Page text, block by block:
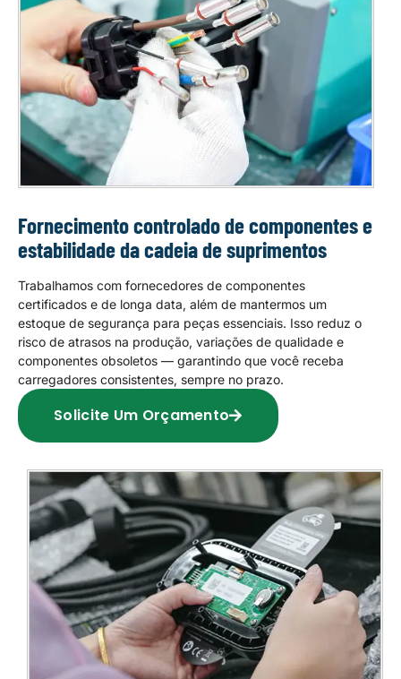
Fornecimento controlado de componentes e
estabilidade da cadeia de suprimentos
Trabalhamos com fornecedores de componentes
certificados e de longa data, além de mantermos um
estoque de segurança para peças essenciais. Isso reduz o
risco de atrasos na produção, variações de qualidade e
componentes obsoletos — garantindo que você receba
carregadores consistentes, sempre no prazo.
Solicite Um Orçamento